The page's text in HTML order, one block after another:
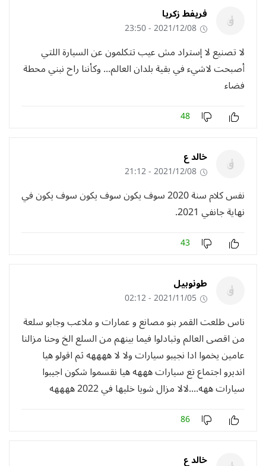
فريفط زكريا
2021/12/08 - 23:50
لا تصنيع لا إستراد مش عيب تتكلمون عن السيارة اللتي
أصبحت لاشيء في بقية بلدان العالم... وكأننا راح نبني محطة
فضاء
48
خالد ع
2021/12/08 - 21:12
نفس كلام سنة 2020 سوف يكون سوف يكون سوف يكون في
نهاية جانفي 2021.
43
طونوبيل
2021/11/05 - 02:12
ناس طلعت القمر بنو مصانع و عمارات و ملاعب وجابو سلعة
من اقصى العالم وتبادلوا فيما بينهم من السلع الخ وحنا مزالنا
عامين يخموا ادا نجيبو سيارات ولا لا ههههه ثم اقولو هيا
انديرو اجتماع تع سيارات هههه هيا نقسموا شكون اجيبوا
سيارات ههه....لالا مزال شويا خليها في 2022 ههههه
86
خالد ع